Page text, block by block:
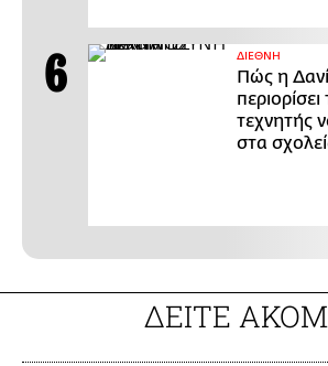
ΔΙΕΘΝΗ
Πώς η
τεχνητής
στα
ΔΕΙΤΕ